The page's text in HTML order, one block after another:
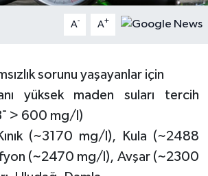
A- A+
sorunu yaşayanlar için
yüksek maden suları tercih
> 600 mg/l)
(~3170 mg/l), Kula (~2488
(~2470 mg/l), Avşar (~2300